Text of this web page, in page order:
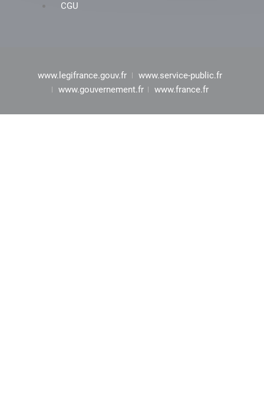
CGU
www.legifrance.gouv.fr
www.service-public.fr
www.gouvernement.fr
www.france.fr